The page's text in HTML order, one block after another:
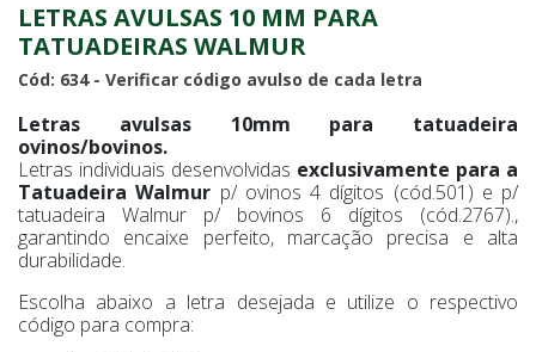
LETRAS AVULSAS 10 MM PARA
TATUADEIRAS WALMUR
Cód: 634 - Verificar código avulso de cada letra
Letras avulsas 10mm para tatuadeira
ovinos/bovinos.
Letras individuais desenvolvidas exclusivamente para a
Tatuadeira Walmur p/ ovinos 4 dígitos (cód.501) e p/
tatuadeira Walmur p/ bovinos 6 dígitos (cód.2767).,
garantindo encaixe perfeito, marcação precisa e alta
durabilidade.
Escolha abaixo a letra desejada e utilize o respectivo
código para compra: